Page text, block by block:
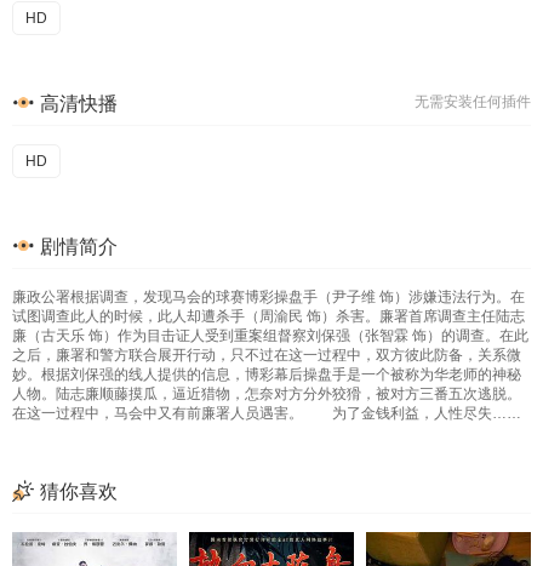
HD
无需安装任何插件
高清快播
HD
剧情简介
廉政公署根据调查，发现马会的球赛博彩操盘手（尹子维 饰）涉嫌违法行为。在
试图调查此人的时候，此人却遭杀手（周渝民 饰）杀害。廉署首席调查主任陆志
廉（古天乐 饰）作为目击证人受到重案组督察刘保强（张智霖 饰）的调查。在此
之后，廉署和警方联合展开行动，只不过在这一过程中，双方彼此防备，关系微
妙。根据刘保强的线人提供的信息，博彩幕后操盘手是一个被称为华老师的神秘
人物。陆志廉顺藤摸瓜，逼近猎物，怎奈对方分外狡猾，被对方三番五次逃脱。
在这一过程中，马会中又有前廉署人员遇害。 为了金钱利益，人性尽失……
猜你喜欢